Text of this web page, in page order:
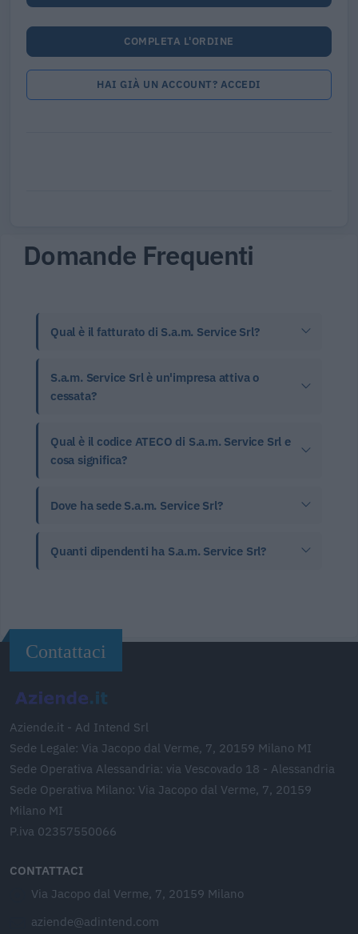
COMPLETA L'ORDINE
HAI GIÀ UN ACCOUNT? ACCEDI
Domande Frequenti
Qual è il fatturato di S.a.m. Service Srl?
S.a.m. Service Srl è un'impresa attiva o
cessata?
Qual è il codice ATECO di S.a.m. Service Srl e
cosa significa?
Dove ha sede S.a.m. Service Srl?
Quanti dipendenti ha S.a.m. Service Srl?
Contattaci
Aziende.it - Ad Intend Srl
Sede Legale: Via Jacopo dal Verme, 7, 20159 Milano MI
Sede Operativa Alessandria: via Vescovado 18 - Alessandria
Sede Operativa Milano: Via Jacopo dal Verme, 7, 20159
Milano MI
P.iva 02357550066
CONTATTACI
Via Jacopo dal Verme, 7, 20159 Milano
aziende@adintend.com